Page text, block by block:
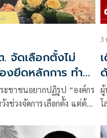
จัดเลือกตั้งไม่
งยึดหลักการ ทำ
ะชาชนอยากปฏิรูป “องค์กร
ช่วงจัดการเลือกตั้ง แต่ต้อง
ประชาธิปไตยของชาติ”
3
ผู้
โ